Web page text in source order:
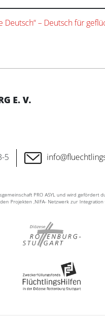
Deutsch“ – Deutsch für
E. V.
5
PRO ASYL und wird
Projekten ‚NIFA- Netzwerk zur